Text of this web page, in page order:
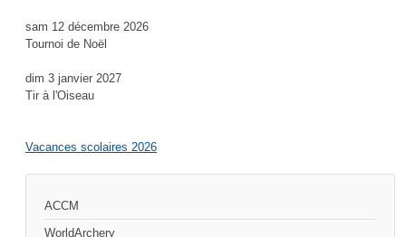
sam 12 décembre 2026
Tournoi de Noël
dim 3 janvier 2027
Tir à l'Oiseau
Vacances scolaires 2026
ACCM
WorldArchery